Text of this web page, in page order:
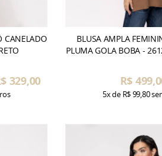
CANELADO
329,00
BLUSA AMPLA
PLUMA GOLA BOBA -
R$
5xde R$ 99,80